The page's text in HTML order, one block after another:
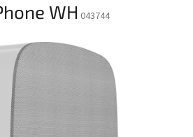
WH 043744